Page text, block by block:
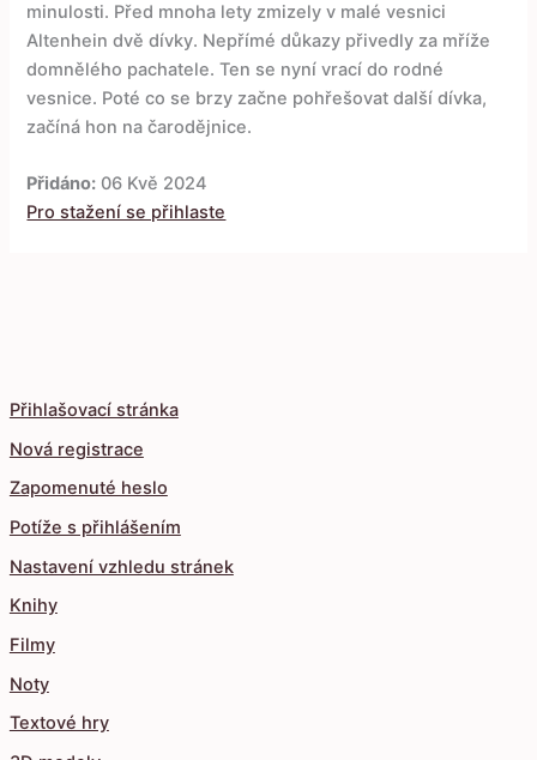
Přihlašovací stránka
Nová registrace
Zapomenuté heslo
Potíže s přihlášením
Nastavení vzhledu stránek
Knihy
Filmy
Noty
Textové hry
minulosti. Před mnoha lety zmizely v malé vesnici
Altenhein dvě dívky. Nepřímé důkazy přivedly za mříže
domnělého pachatele. Ten se nyní vrací do rodné
vesnice. Poté co se brzy začne pohřešovat další dívka,
začíná hon na čarodějnice.
Přidáno: 06 Kvě 2024
Pro stažení se přihlaste